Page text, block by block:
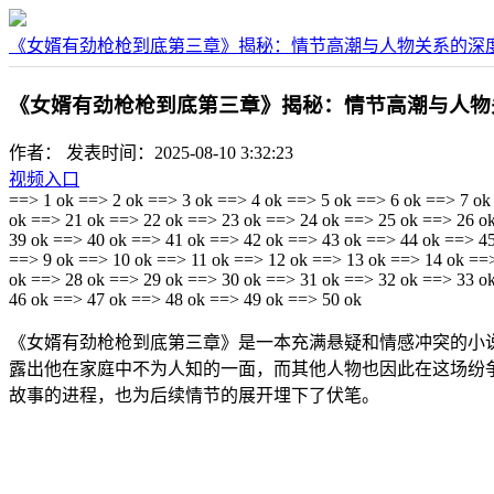
《女婿有劲枪枪到底第三章》揭秘：情节高潮与人物关系的深
《女婿有劲枪枪到底第三章》揭秘：情节高潮与人
作者：
发表时间：2025-08-10 3:32:23
视频入口
==> 1 ok ==> 2 ok ==> 3 ok ==> 4 ok ==> 5 ok ==> 6 ok ==> 7
ok ==> 21 ok ==> 22 ok ==> 23 ok ==> 24 ok ==> 25 ok ==> 26
39 ok ==> 40 ok ==> 41 ok ==> 42 ok ==> 43 ok ==> 44 ok ==>
==> 9 ok ==> 10 ok ==> 11 ok ==> 12 ok ==> 13 ok ==> 14 ok
ok ==> 28 ok ==> 29 ok ==> 30 ok ==> 31 ok ==> 32 ok ==> 33
46 ok ==> 47 ok ==> 48 ok ==> 49 ok ==> 50 ok
《女婿有劲枪枪到底第三章》是一本充满悬疑和情感冲突的
露出他在家庭中不为人知的一面，而其他人物也因此在这场
故事的进程，也为后续情节的展开埋下了伏笔。